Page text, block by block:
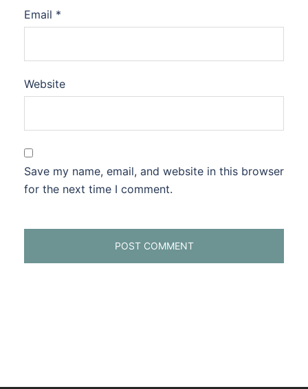
Email *
Website
Save my name, email, and website in this browser
for the next time I comment.